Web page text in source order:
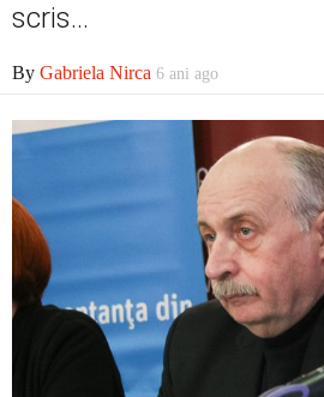
Contact
scris...
By Gabriela Nirca 6 ani ago